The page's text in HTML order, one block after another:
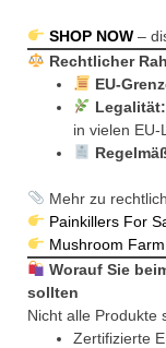
SHOP NOW–
Rechtlicher
EU-
Legalität:
in vielen
Mehr zu
Painkillers For
Mushroom Farm
Worauf Sie
sollten
Nicht alle Produkte
Zertifizierte